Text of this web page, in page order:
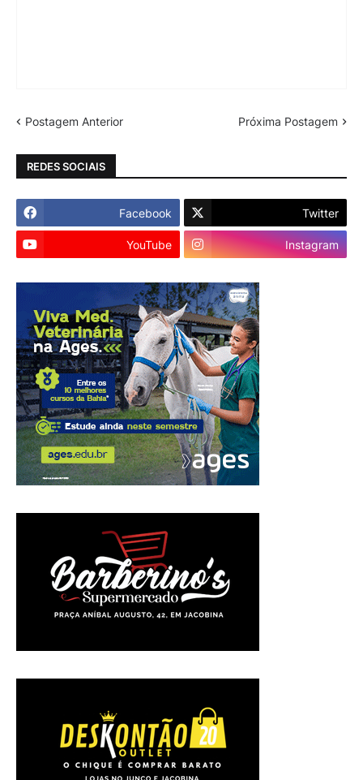
Postagem Anterior Próxima Postagem
REDES SOCIAIS
Facebook Twitter
YouTube Instagram